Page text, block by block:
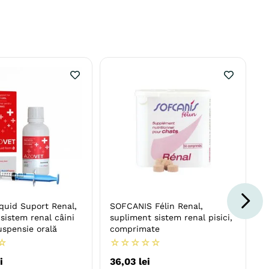
Suport Renal,
renal câini
orală
SOFCANIS Félin Renal,
supliment sistem renal pisici,
comprimate
☆ ☆ ☆ ☆ ☆
36,03 lei